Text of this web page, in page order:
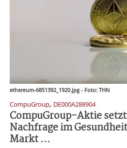
ethereum-6851392_1920.jpg - Foto: THN
CompuGroup, DE000A288904
CompuGroup-Aktie
Nachfrage im
Markt ...